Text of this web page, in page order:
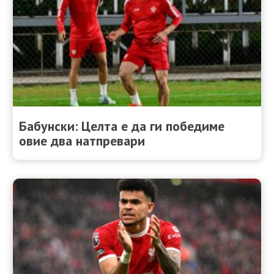
Бабунски: Целта е да ги победиме
овие два натпревари